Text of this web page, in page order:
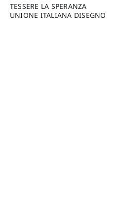
TESSERE LA SPERANZA
UNIONE ITALIANA DISEGNO